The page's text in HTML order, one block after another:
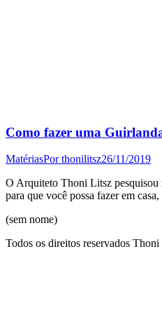
Como fazer uma
MatériasPorthonilitsz26/11/2019
O Arquiteto Thoni Litsz pesquisou
para que você possa fazer em
(sem nome)
Todos os direitos reservados